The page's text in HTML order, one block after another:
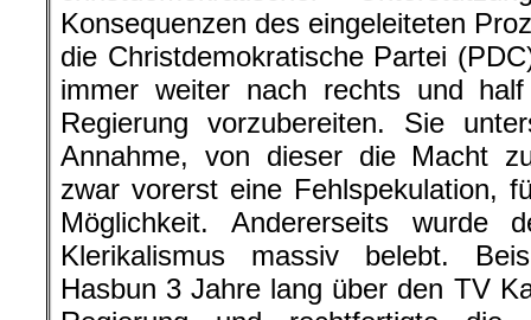
Konsequenzen des eingeleiteten
die Christdemokratische Partei
immer weiter nach rechts und
Regierung vorzubereiten. Sie
Annahme, von dieser die Macht
zwar vorerst eine Fehlspekulation,
Möglichkeit. Andererseits wurde
Klerikalismus massiv belebt.
Hasbun 3 Jahre lang über den TV